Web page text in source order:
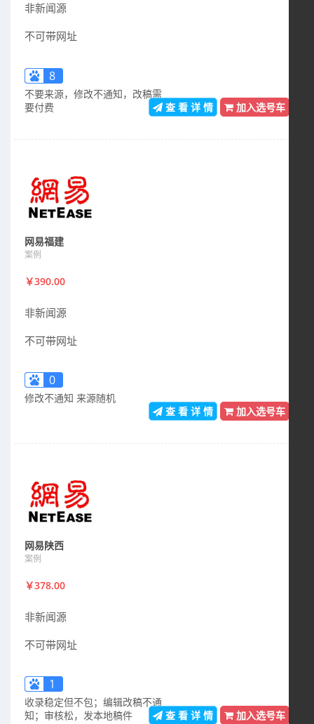
非新闻源
不可带网址
8
不要来源，修改不通知，改稿需
要付费
查 看 详 情 加入选号车
网易福建
案例
￥390.00
非新闻源
不可带网址
0
修改不通知 来源随机
查 看 详 情
加入选号车
网易陕西
案例
￥378.00
非新闻源
不可带网址
1
收录稳定但不包；编辑改稿不通
知；审核松，发本地稿件
查 看 详 情 加入选号车